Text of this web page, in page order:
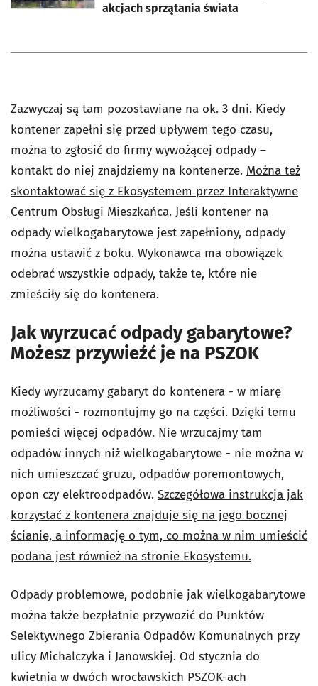
akcjach sprzątania świata
Zazwyczaj są tam pozostawiane na ok. 3 dni. Kiedy
kontener zapełni się przed upływem tego czasu,
można to zgłosić do firmy wywożącej odpady –
kontakt do niej znajdziemy na kontenerze. Można też
skontaktować się z Ekosystemem przez Interaktywne
Centrum Obsługi Mieszkańca. Jeśli kontener na
odpady wielkogabarytowe jest zapełniony, odpady
można ustawić z boku. Wykonawca ma obowiązek
odebrać wszystkie odpady, także te, które nie
zmieściły się do kontenera.
Jak wyrzucać odpady gabarytowe?
Możesz przywieźć je na PSZOK
Kiedy wyrzucamy gabaryt do kontenera - w miarę
możliwości - rozmontujmy go na części. Dzięki temu
pomieści więcej odpadów. Nie wrzucajmy tam
odpadów innych niż wielkogabarytowe - nie można w
nich umieszczać gruzu, odpadów poremontowych,
opon czy elektroodpadów. Szczegółowa instrukcja jak
korzystać z kontenera znajduje się na jego bocznej
ścianie, a informację o tym, co można w nim umieścić
podana jest również na stronie Ekosystemu.
Odpady problemowe, podobnie jak wielkogabarytowe
można także bezpłatnie przywozić do Punktów
Selektywnego Zbierania Odpadów Komunalnych przy
ulicy Michalczyka i Janowskiej. Od stycznia do
kwietnia w dwóch wrocławskich PSZOK-ach